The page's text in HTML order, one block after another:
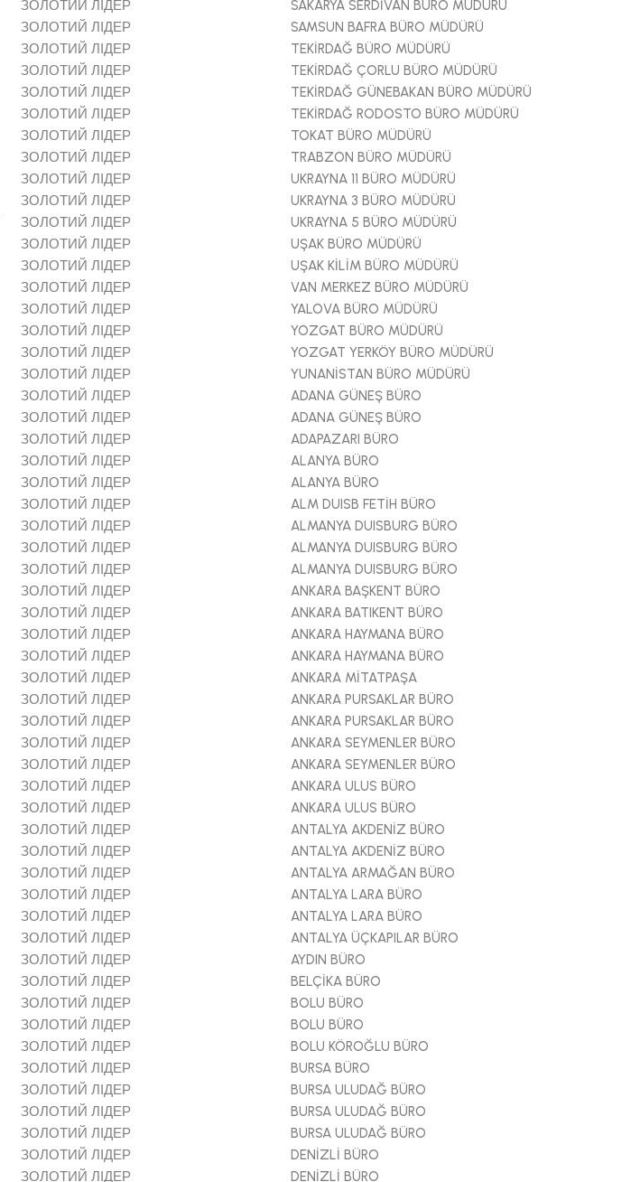
ЗОЛОТИЙ ЛІДЕР
SAKARYA SERDİVAN BÜRO MÜDÜRÜ
ЗОЛОТИЙ ЛІДЕР
SAMSUN BAFRA BÜRO MÜDÜRÜ
ЗОЛОТИЙ ЛІДЕР
TEKİRDAĞ BÜRO MÜDÜRÜ
ЗОЛОТИЙ ЛІДЕР
TEKİRDAĞ ÇORLU BÜRO MÜDÜRÜ
ЗОЛОТИЙ ЛІДЕР
TEKİRDAĞ GÜNEBAKAN BÜRO MÜDÜRÜ
ЗОЛОТИЙ ЛІДЕР
TEKİRDAĞ RODOSTO BÜRO MÜDÜRÜ
ЗОЛОТИЙ ЛІДЕР
TOKAT BÜRO MÜDÜRÜ
ЗОЛОТИЙ ЛІДЕР
TRABZON BÜRO MÜDÜRÜ
ЗОЛОТИЙ ЛІДЕР
UKRAYNA 11 BÜRO MÜDÜRÜ
ЗОЛОТИЙ ЛІДЕР
UKRAYNA 3 BÜRO MÜDÜRÜ
ЗОЛОТИЙ ЛІДЕР
UKRAYNA 5 BÜRO MÜDÜRÜ
ЗОЛОТИЙ ЛІДЕР
UŞAK BÜRO MÜDÜRÜ
ЗОЛОТИЙ ЛІДЕР
UŞAK KİLİM BÜRO MÜDÜRÜ
ЗОЛОТИЙ ЛІДЕР
VAN MERKEZ BÜRO MÜDÜRÜ
ЗОЛОТИЙ ЛІДЕР
YALOVA BÜRO MÜDÜRÜ
ЗОЛОТИЙ ЛІДЕР
YOZGAT BÜRO MÜDÜRÜ
ЗОЛОТИЙ ЛІДЕР
YOZGAT YERKÖY BÜRO MÜDÜRÜ
ЗОЛОТИЙ ЛІДЕР
YUNANİSTAN BÜRO MÜDÜRÜ
ЗОЛОТИЙ ЛІДЕР
ADANA GÜNEŞ BÜRO
ЗОЛОТИЙ ЛІДЕР
ADANA GÜNEŞ BÜRO
ЗОЛОТИЙ ЛІДЕР
ADAPAZARI BÜRO
ЗОЛОТИЙ ЛІДЕР
ALANYA BÜRO
ЗОЛОТИЙ ЛІДЕР
ALANYA BÜRO
ЗОЛОТИЙ ЛІДЕР
ALM DUISB FETİH BÜRO
ЗОЛОТИЙ ЛІДЕР
ALMANYA DUISBURG BÜRO
ЗОЛОТИЙ ЛІДЕР
ALMANYA DUISBURG BÜRO
ЗОЛОТИЙ ЛІДЕР
ALMANYA DUISBURG BÜRO
ЗОЛОТИЙ ЛІДЕР
ANKARA BAŞKENT BÜRO
ЗОЛОТИЙ ЛІДЕР
ANKARA BATIKENT BÜRO
ЗОЛОТИЙ ЛІДЕР
ANKARA HAYMANA BÜRO
ЗОЛОТИЙ ЛІДЕР
ANKARA HAYMANA BÜRO
ЗОЛОТИЙ ЛІДЕР
ANKARA MİTATPAŞA
ЗОЛОТИЙ ЛІДЕР
ANKARA PURSAKLAR BÜRO
ЗОЛОТИЙ ЛІДЕР
ANKARA PURSAKLAR BÜRO
ЗОЛОТИЙ ЛІДЕР
ANKARA SEYMENLER BÜRO
ЗОЛОТИЙ ЛІДЕР
ANKARA SEYMENLER BÜRO
ЗОЛОТИЙ ЛІДЕР
ANKARA ULUS BÜRO
ЗОЛОТИЙ ЛІДЕР
ANKARA ULUS BÜRO
ЗОЛОТИЙ ЛІДЕР
ANTALYA AKDENİZ BÜRO
ЗОЛОТИЙ ЛІДЕР
ANTALYA AKDENİZ BÜRO
ЗОЛОТИЙ ЛІДЕР
ANTALYA ARMAĞAN BÜRO
ЗОЛОТИЙ ЛІДЕР
ANTALYA LARA BÜRO
ЗОЛОТИЙ ЛІДЕР
ANTALYA LARA BÜRO
ЗОЛОТИЙ ЛІДЕР
ANTALYA ÜÇKAPILAR BÜRO
ЗОЛОТИЙ ЛІДЕР
AYDIN BÜRO
ЗОЛОТИЙ ЛІДЕР
BELÇİKA BÜRO
ЗОЛОТИЙ ЛІДЕР
BOLU BÜRO
ЗОЛОТИЙ ЛІДЕР
BOLU BÜRO
ЗОЛОТИЙ ЛІДЕР
BOLU KÖROĞLU BÜRO
ЗОЛОТИЙ ЛІДЕР
BURSA BÜRO
ЗОЛОТИЙ ЛІДЕР
BURSA ULUDAĞ BÜRO
ЗОЛОТИЙ ЛІДЕР
BURSA ULUDAĞ BÜRO
ЗОЛОТИЙ ЛІДЕР
BURSA ULUDAĞ BÜRO
ЗОЛОТИЙ ЛІДЕР
DENİZLİ BÜRO
ЗОЛОТИЙ ЛІДЕР DENİZLİ BÜRO